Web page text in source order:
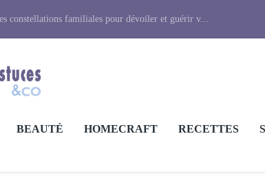
constellations familiales pour dévoiler et guérir v...
BEAUTÉ HOMECRAFT RECETTES